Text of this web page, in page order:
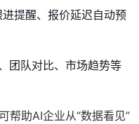
提醒、报价延迟自动预
团队对比、市场趋势等
帮助AI企业从“数据看见”